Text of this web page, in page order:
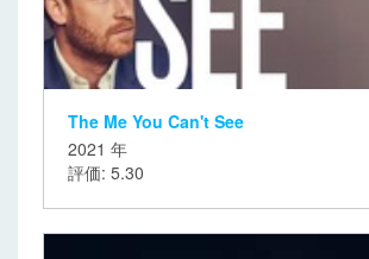
The Me You Can't See
2021 年
評価: 5.30